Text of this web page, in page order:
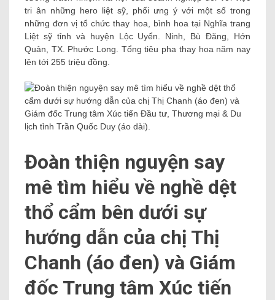
tri ân những hero liệt sỹ, phối ưng ý với một số trong
những đơn vị tổ chức thay hoa, bình hoa tại Nghĩa trang
Liệt sỹ tỉnh và huyện Lộc Uyển. Ninh, Bù Đăng, Hớn
Quản, TX. Phước Long. Tổng tiêu pha thay hoa năm nay
lên tới 255 triệu đồng.
Đoàn thiện nguyện say
mê tìm hiểu về nghề dệt
thổ cẩm bên dưới sự
hướng dẫn của chị Thị
Chanh (áo đen) và Giám
đốc Trung tâm Xúc tiến